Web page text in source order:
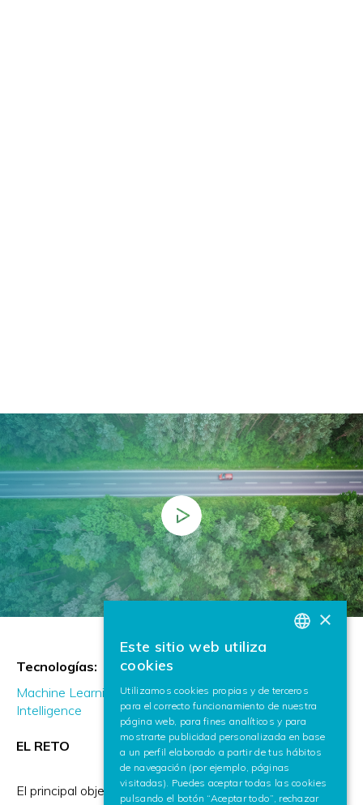
Tecnologías:
Machine Learning & Generative AI Data, Knowledge &
Intelligence
EL RETO
El principal objetivo del proyecto es mejorar la seguridad
ENGLISH
×
Este sitio web utiliza
cookies
Utilizamos cookies propias y de terceros
para el correcto funcionamiento de nuestra
página web, para fines analíticos y para
mostrarte publicidad personalizada en base
a un perfil elaborado a partir de tus hábitos
de navegación (por ejemplo, páginas
visitadas). Puedes aceptar todas las cookies
pulsando el botón “Aceptar todo”, rechazar